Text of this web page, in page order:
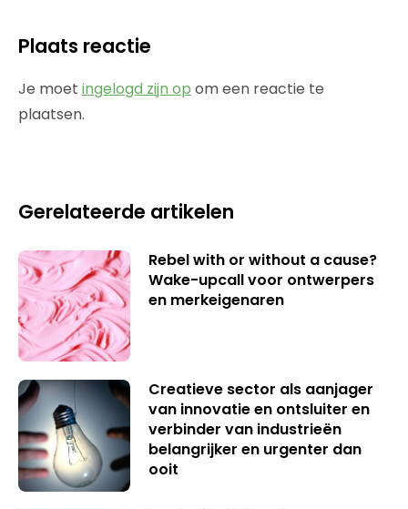
Plaats reactie
Je moet ingelogd zijn op om een reactie te
plaatsen.
Gerelateerde artikelen
Rebel with or without a cause?
Wake-upcall voor ontwerpers
en merkeigenaren
Creatieve sector als aanjager
van innovatie en ontsluiter en
verbinder van industrieën
belangrijker en urgenter dan
ooit